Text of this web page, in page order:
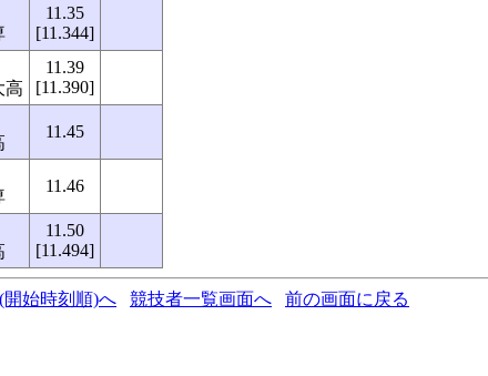
11.35
[11.344]
高
11.39
[11.390]
11.45
11.46
11.50
[11.494]
始時刻順)へ 競技者一覧画面へ
前の画面に戻る